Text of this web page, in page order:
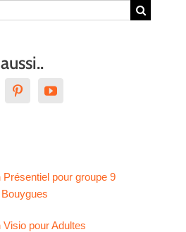
Présentiel pour groupe 9
Visio pour Adultes